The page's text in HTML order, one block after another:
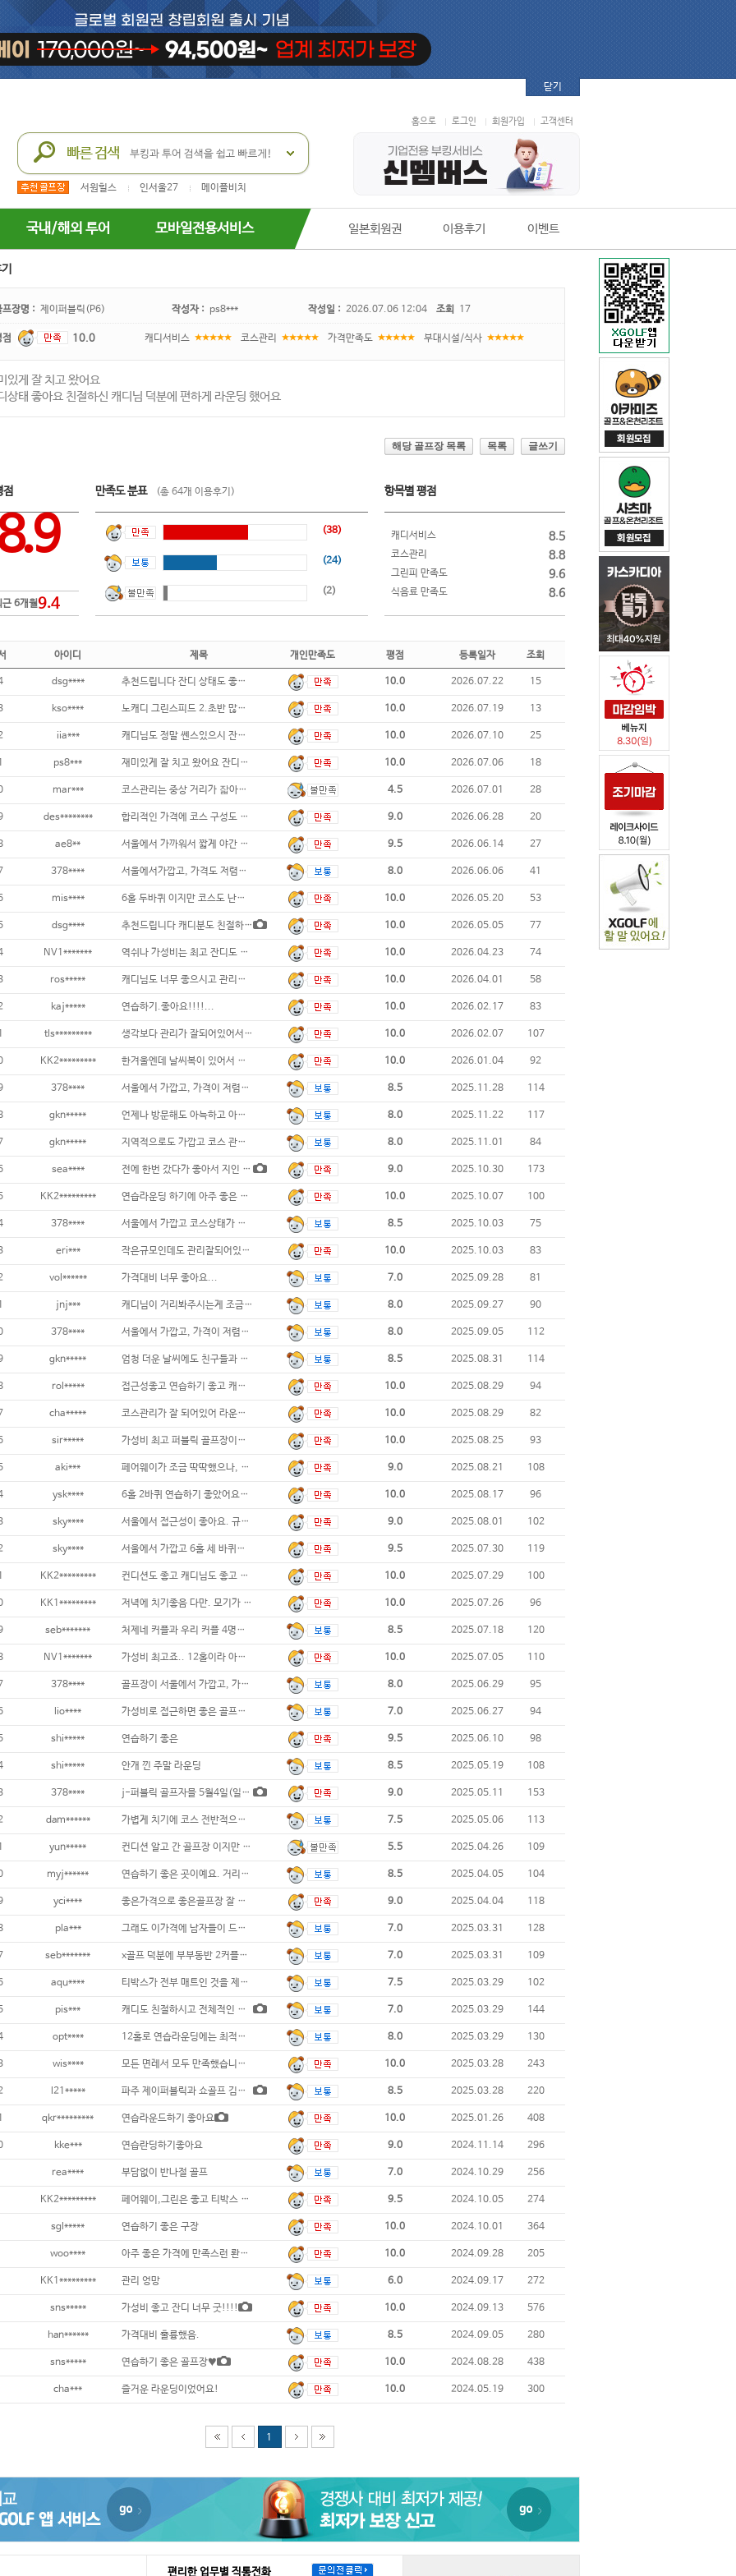
닫기
서원힐스 인서울27 메이플비치
홈으로 로그인 회원가입 고객센터
국내/해외 투어 모바일전용서비스 일본회원권 이용후기 이벤트
프장명 : 제이퍼블릭(P6) 작성자 : ps8*** 작성일 : 2026.07.06 12:04 조회 17
점 10.0 캐디서비스 코스관리 가격만족도 부대시설/식사
있게 잘 치고 왔어요
상태 좋아요 친절하신 캐디님 덕분에 편하게 라운딩 했어요
해당 골프장 목록 목록 글쓰기
점
근 6개월9.4
만족도 분표 (총 64개 이용후기)
(38)
(24)
(2)
항목별 평점
캐디서비스 8.5
코스관리 8.8
그린피 만족도 9.6
식음료 만족도 8.6
아이디 제목 개인만족도 평점 등록일자 조회
dsg**** 추천드립니다 잔디 상태도 좋고 가격대비 만 10.0 2026.07.22 15
kso**** 노캐디 그린스피드 2.초반 많이 걸어서 10.0 2026.07.19 13
iia*** 캐디님도 정말 쎈스있으시 잔디상태도 훌륭했 10.0 2026.07.10 25
ps8*** 재미있게 잘 치고 왔어요 잔디상태 좋아요 10.0 2026.07.06 18
mar*** 코스관리는 중상 거리가 잛아요 레이디티 4.5 2026.07.01 28
des******** 합리적인 가격에 코스 구성도 괜찮고, 9.0 2026.06.28 20
ae8** 서울에서 가까워서 짧게 야간 라운딩 하기 좋 9.5 2026.06.14 27
378**** 서울에서가깝고, 가격도 저렴하고 8.0 2026.06.06 41
mis**** 6홀 두바퀴 이지만 코스도 난이도 적당하고 10.0 2026.05.20 53
dsg**** 추천드립니다 캐디분도 친절하시고 야간에 시원 10.0 2026.05.05 77
NV1******* 역쉬나 가성비는 최고 잔디도 많이올라와서 10.0 2026.04.23 74
ros***** 캐디님도 너무 좋으시고 관리도 잘되있어서 연 10.0 2026.04.01 58
kaj***** 연습하기.좋아요!!!!... 10.0 2026.02.17 83
tls********* 생각보다 관리가 잘되어있어서 좋았습니다... 10.0 2026.02.07 107
KK2********* 한겨울엔데 날씨복이 있어서 따뜻하게 연습했어 10.0 2026.01.04 92
378**** 서울에서 가깝고, 가격이 저렴하며&# 8.5 2025.11.28 114
gkn***** 언제나 방문해도 아늑하고 아담한 J퍼블릭CC 8.0 2025.11.22 117
gkn***** 지역적으로도 가깝고 코스 관리 좋고 조용하고 8.0 2025.11.01 84
sea**** 전에 한번 갔다가 좋아서 지인 데려갔는데 비 9.0 2025.10.30 173
KK2********* 연습라운딩 하기에 아주 좋은 구장입니다 캐 10.0 2025.10.07 100
378**** 서울에서 가깝고 코스상태가 잘 관리되어 있고 8.5 2025.10.03 75
eri*** 작은규모인데도 관리잘되어있고 카트타고다니고 10.0 2025.10.03 83
vol****** 가격대비 너무 좋아요... 7.0 2025.09.28 81
jnj*** 캐디님이 거리봐주시는게 조금 잘 안맞는 느낌 8.0 2025.09.27 90
378**** 서울에서 가깝고, 가격이 저렴하고&# 8.0 2025.09.05 112
gkn***** 엄청 더운 날씨에도 친구들과 란딩을 갔는데 8.5 2025.08.31 114
rol***** 접근성좋고 연습하기 좋고 캐디님들도 좋고~~ 10.0 2025.08.29 94
cha***** 코스관리가 잘 되어있어 라운딩하기 좋았습니 10.0 2025.08.29 82
sir***** 가성비 최고 퍼블릭 골프장이네요 10.0 2025.08.25 93
aki*** 페어웨이가 조금 딱딱했으나, 캐디님도 9.0 2025.08.21 108
ysk**** 6홀 2바퀴 연습하기 좋았어요~... 10.0 2025.08.17 96
sky**** 서울에서 접근성이 좋아요. 규모는 작지만 코 9.0 2025.08.01 102
sky**** 서울에서 가깝고 6홀 세 바퀴라 연습하기에 9.5 2025.07.30 119
KK2********* 컨디션도 좋고 캐디님도 좋고 다 좋습니다 10.0 2025.07.29 100
KK1********* 저녁에 치기좋음 다만. 모기가 ㅠㅠ... 10.0 2025.07.26 96
seb******* 처제네 커플과 우리 커플 4명이 다녀왔는데요 8.5 2025.07.18 120
NV1******* 가성비 최고죠.. 12홀이라 아쉬움이 많이남 10.0 2025.07.05 110
378**** 골프장이 서울에서 가깝고, 가격도 저 8.0 2025.06.29 95
lio**** 가성비로 접근하면 좋은 골프장... 7.0 2025.06.27 94
shi***** 연습하기 좋은 9.5 2025.06.10 98
shi***** 안개 낀 주말 라운딩 8.5 2025.05.19 108
378**** j-퍼블릭 골프자믈 5월4일(일) 다녀왔어요 9.0 2025.05.11 153
dam****** 가볍게 치기에 코스 전반적으로 괜찮고 캐디님 7.5 2025.05.06 113
yun***** 컨디션 알고 간 골프장 이지만 캐디님이 너무 5.5 2025.04.26 109
myj****** 연습하기 좋은 곳이예요. 거리도 길고 경사도 8.5 2025.04.05 104
yci**** 좋은가격으로 좋은골프장 잘 다녀 왔네요 따 9.0 2025.04.04 118
pla*** 그래도 이가격에 남자들이 드라이저 칠수 있다 7.0 2025.03.31 128
seb******* x골프 덕분에 부부동반 2커플이 아주 저렴하 7.0 2025.03.31 109
aqu**** 티박스가 전부 매트인 것을 제외하고는 잔디와 7.5 2025.03.29 102
pis*** 캐디도 친절하시고 전체적인 컨디션도 가격대비 7.0 2025.03.29 144
opt**** 12홀로 연습라운딩에는 최적의 구장입니다. 8.0 2025.03.29 130
wis**** 모든 면레서 모두 만족했습니다 다음에 또 10.0 2025.03.28 243
l21***** 파주 제이퍼블릭과 쇼골프 김포공항점 이용후기 8.5 2025.03.28 220
qkr********* 연습라운드하기 좋아요 10.0 2025.01.26 408
kke*** 연습란딩하기좋아요 9.0 2024.11.14 296
rea**** 부담없이 반나절 골프 7.0 2024.10.29 256
KK2********* 페어웨이,그린은 좋고 티박스 그린주변 9.5 2024.10.05 274
sgl***** 연습하기 좋은 구장 10.0 2024.10.01 364
woo**** 아주 좋은 가격에 만족스런 롼딩 ㅎ 10.0 2024.09.28 205
KK1********* 관리 엉망 6.0 2024.09.17 272
sns***** 가성비 좋고 잔디 너무 굿!!!! 10.0 2024.09.13 576
han****** 가격대비 훌륭했음. 8.5 2024.09.05 280
sns***** 연습하기 좋은 골프장♥ 10.0 2024.08.28 438
cha*** 즐거운 라운딩이었어요! 10.0 2024.05.19 300
1
편리한 업무별 직통전화